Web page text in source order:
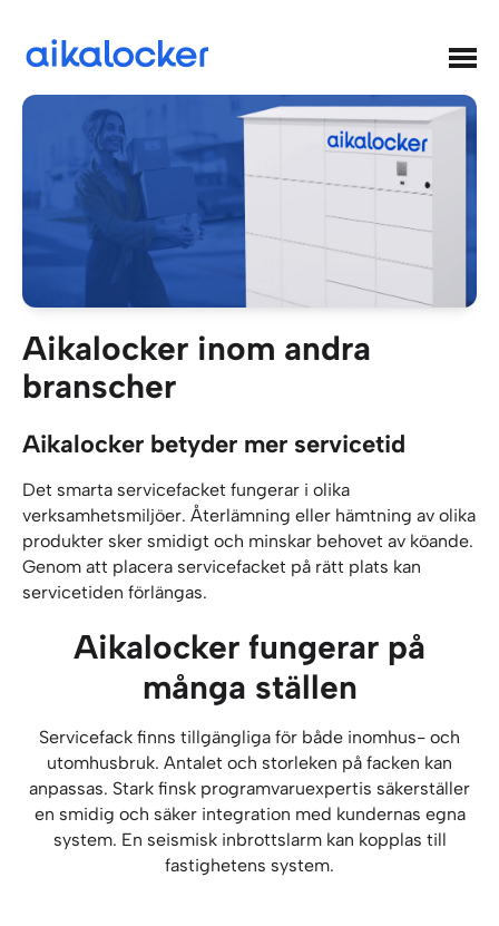
Aikalocker inom andra
branscher
Aikalocker betyder mer servicetid
Det smarta servicefacket fungerar i olika
verksamhetsmiljöer. Återlämning eller hämtning av olika
produkter sker smidigt och minskar behovet av köande.
Genom att placera servicefacket på rätt plats kan
servicetiden förlängas.
Aikalocker fungerar på
många ställen
Servicefack finns tillgängliga för både inomhus- och
utomhusbruk. Antalet och storleken på facken kan
anpassas. Stark finsk programvaruexpertis säkerställer
en smidig och säker integration med kundernas egna
system. En seismisk inbrottslarm kan kopplas till
fastighetens system.
Hyresbostäder
Aikalocker-servicefacket kan kopplas till
kundens egna nyckelhanteringssystem. Det är
redan kompatibelt med Visma Tampuuris och
Lokitimes nyckelhanteringssystem.
Reception- och posttjänster
Aikalocker håller paketen i ordning. När ett paket
Detaljhandelsbutiker
Aikalocker-serviceautomaten passar utmärkt till